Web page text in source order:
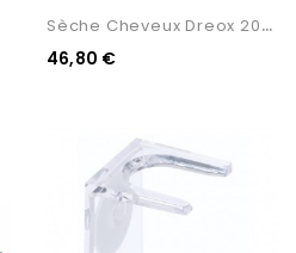
S
Èche Cheveux Dreox 2000w...
46,80 €